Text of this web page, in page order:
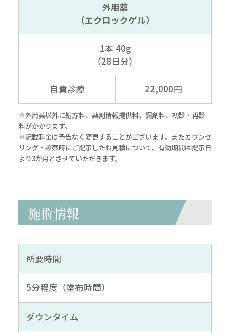
外用薬
（エクロックゲル）
1本 40g
（28日分）
自費診療 22,000円
※外用薬以外に処方料、薬剤情報提供料、調剤料、初診・再診
料がかかります。
※記載料金は予告なく変更することがございます。またカウンセ
リング・診察時にご提示したお見積について、有効期間は提示日
より3か月とさせていただきます。
施術情報
所要時間
5分程度（塗布時間）
ダウンタイム